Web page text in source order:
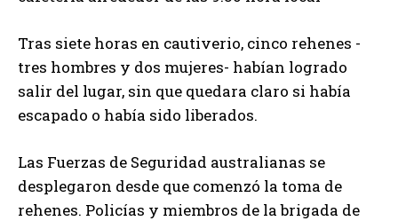
Tras siete horas en cautiverio, cinco rehenes -
tres hombres y dos mujeres- habían logrado
salir del lugar, sin que quedara claro si había
escapado o había sido liberados.
Las Fuerzas de Seguridad australianas se
desplegaron desde que comenzó la toma de
rehenes. Policías y miembros de la brigada de